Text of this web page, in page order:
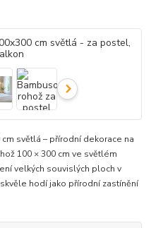
světlá – přírodní dekorace na
100 × 300 cm ve světlém
velkých souvislých ploch v
hodí jako přírodní zastínění